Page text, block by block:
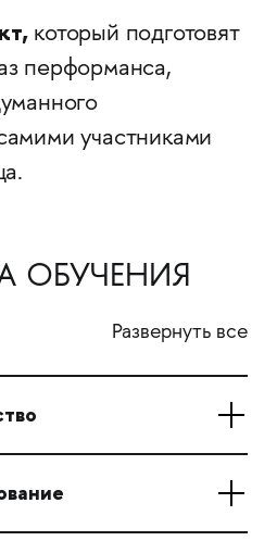
который подготовят
перформанса,
участниками
ОБУЧЕНИЯ
Развернуть все